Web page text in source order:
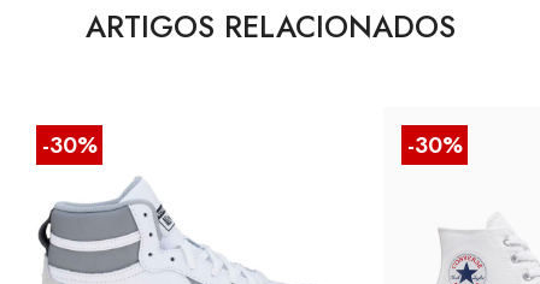
ARTIGOS RELACIONADOS
-30% -30%